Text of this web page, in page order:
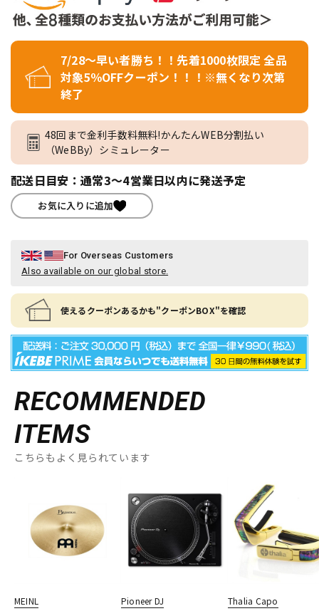
7/28～早い者勝ち！！先着1000枚限定 全品
対象5％OFFクーポン！！！※無くなり次第
終了
48回まで金利手数料無料!かんたんWEB分割払い
（WeBBy）シミュレーター
配送日目安：通常3～4営業日以内に発送予定
お気に入りに追加
For Overseas Customers
Also available on our global store.
使えるクーポンあるかも"クーポンBOX"を確認
RECOMMENDED
ITEMS
こちらもよく見られています
MEINL
Pioneer DJ
Thalia Capo